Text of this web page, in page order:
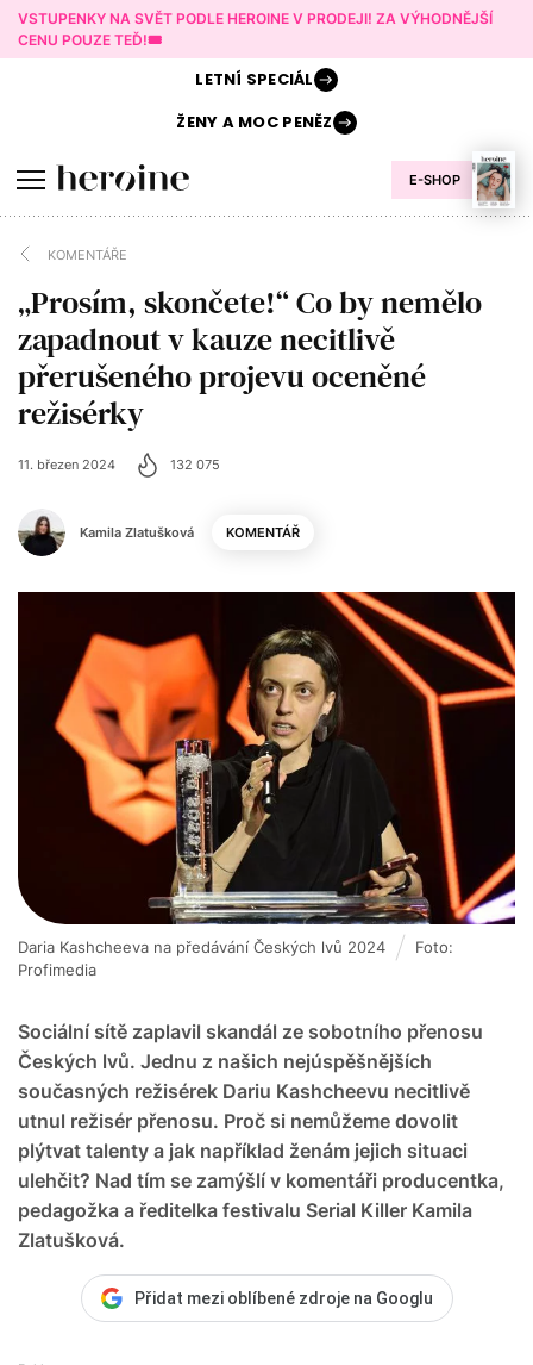
VSTUPENKY NA SVĚT PODLE HEROINE V PRODEJI! ZA VÝHODNĚJŠÍ
CENU POUZE TEĎ!🎟️
E-SHOP
LETNÍ SPECIÁL
ŽENY AMOC PENĚZ
KOMENTÁŘE
„Prosím, skončete!“ Co by nemělo
zapadnout v kauze necitlivě
přerušeného projevu oceněné
režisérky
Kamila Zlatušková
11. březen 2024 132 075
KOMENTÁŘ
Sociální sítě zaplavil skandál ze sobotního přenosu
Českých lvů. Jednu z našich nejúspěšnějších
současných režisérek Dariu Kashcheevu necitlivě
utnul režisér přenosu. Proč si nemůžeme dovolit
plýtvat talenty a jak například ženám jejich situaci
ulehčit? Nad tím se zamýšlí v komentáři producentka,
pedagožka a ředitelka festivalu Serial Killer Kamila
Zlatušková.
Daria Kashcheeva na předávání Českých lvů 2024
Foto:
Profimedia
Přidat mezi oblíbené zdroje na Googlu